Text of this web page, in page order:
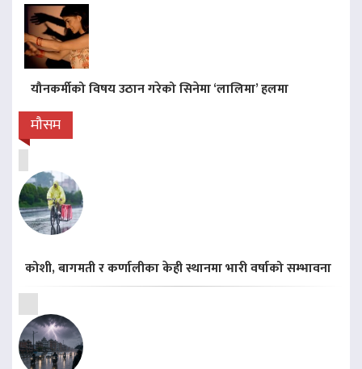
यौनकर्मीको विषय उठान गरेको सिनेमा ‘लालिमा’ हलमा
मौसम
कोशी, बागमती र कर्णालीका केही स्थानमा भारी वर्षाको सम्भावना